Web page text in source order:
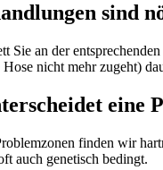
sind
Sie an der
nicht mehr zugeht)
eine
finden wir
auch genetisch bedingt.